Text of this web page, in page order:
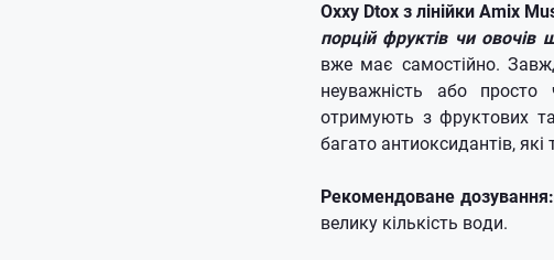
Oxxy Dtox з лінійки Amix
порцій фруктів чи овочів
вже має самостійно.
неуважність або просто
отримують з фруктових
багато антиоксидантів,
Рекомендоване дозування:
велику кількість води.